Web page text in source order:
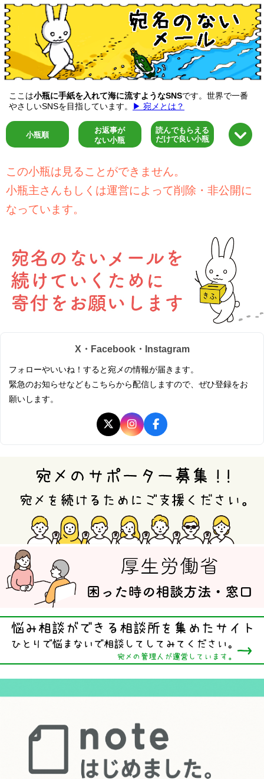
ここは小瓶に手紙を入れて海に流すようなSNSです。世界で一番
やさしいSNSを目指しています。
▶ 宛メとは？
小瓶順
お返事が
ない小瓶
読んでもらえる
だけで良い小瓶
この小瓶は見ることができません。
小瓶主さんもしくは運営によって削除・非公開に
なっています。
X・Facebook・Instagram
フォローやいいね！すると宛メの情報が届きます。
緊急のお知らせなどもこちらから配信しますので、ぜひ登録をお
願いします。